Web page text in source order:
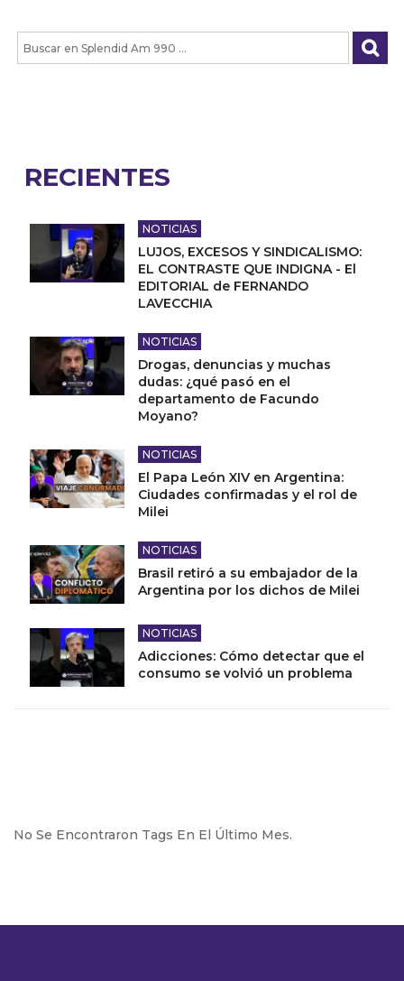
RECIENTES
NOTICIAS
LUJOS, EXCESOS Y SINDICALISMO:
EL CONTRASTE QUE INDIGNA - El
EDITORIAL de FERNANDO
LAVECCHIA
NOTICIAS
Drogas, denuncias y muchas
dudas: ¿qué pasó en el
departamento de Facundo
Moyano?
NOTICIAS
El Papa León XIV en Argentina:
Ciudades confirmadas y el rol de
Milei
NOTICIAS
Brasil retiró a su embajador de la
Argentina por los dichos de Milei
NOTICIAS
Adicciones: Cómo detectar que el
consumo se volvió un problema
No Se Encontraron Tags En El Último Mes.